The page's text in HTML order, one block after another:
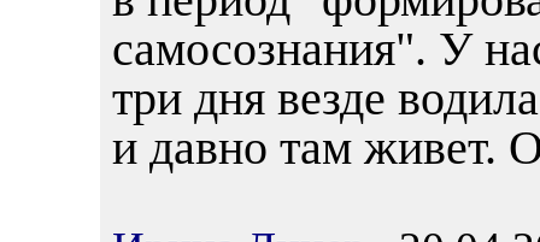
самосознания". У
три дня везде
и давно там живет.